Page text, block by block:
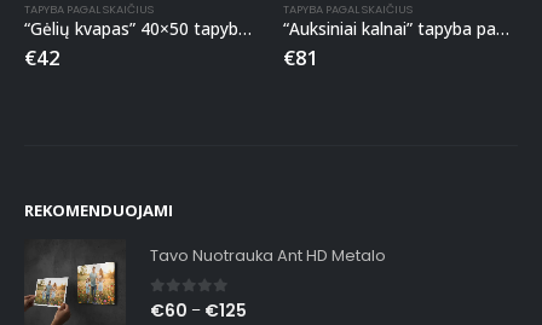
TAPYBA PAGAL SKAIČIUS
“Gėlių kvapas” 40×50 tapyba pagal skaičius
€42
TAPYBA PAGAL SKAIČIUS
“Auksiniai kalnai” tapyba pagal skaičius
€81
REKOMENDUOJAMI
Tavo Nuotrauka Ant HD Metalo
0out of 5
€60 – €125